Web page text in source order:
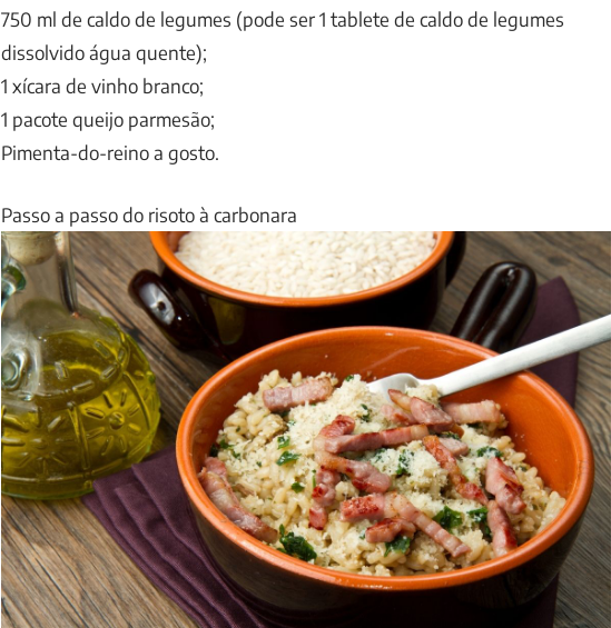
750 ml de caldo de legumes (pode ser 1 tablete de caldo de legumes
dissolvido água quente);
1 xícara de vinho branco;
1 pacote queijo parmesão;
Pimenta-do-reino a gosto.
Passo a passo do risoto à carbonara